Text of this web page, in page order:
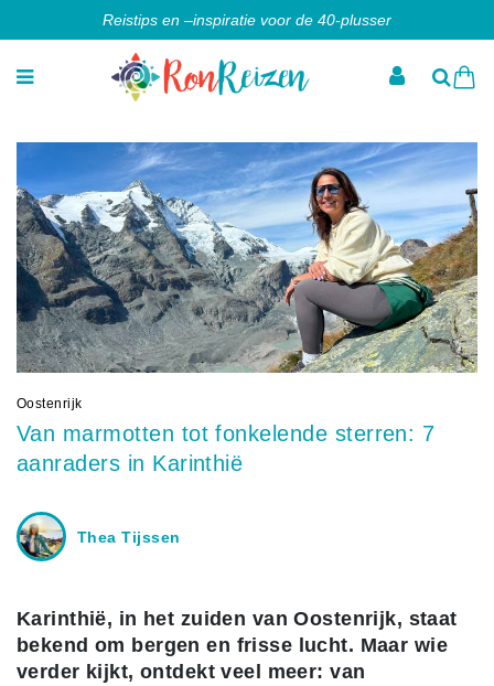
Reistips en –inspiratie voor de 40-plusser
Oostenrijk
Van marmotten tot fonkelende sterren: 7
aanraders in Karinthië
Thea Tijssen
Karinthië, in het zuiden van Oostenrijk, staat
bekend om bergen en frisse lucht. Maar wie
verder kijkt, ontdekt veel meer: van